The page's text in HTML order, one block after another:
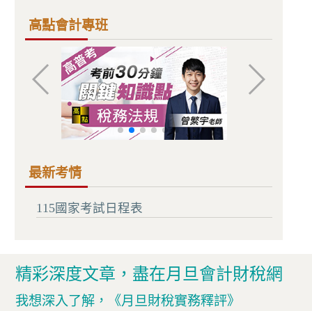
高點會計專班
最新考情
115國家考試日程表
精彩深度文章，盡在月旦會計財稅網
我想深入了解， 《月旦財稅實務釋評》